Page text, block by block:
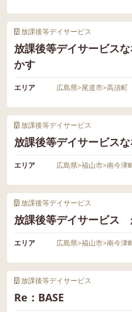
放課後等デイサービス
放課後等デイサービス
かす
エリア 広島県>尾道市>高須町
放課後等デイサービス
放課後等デイサービス
エリア 広島県>福山市>南今津
放課後等デイサービス
放課後等デイサービス
エリア 広島県>福山市>南今津
放課後等デイサービス
Re：BASE